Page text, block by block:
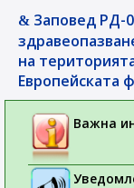
Заповед РД-
на
Европейската
Важна